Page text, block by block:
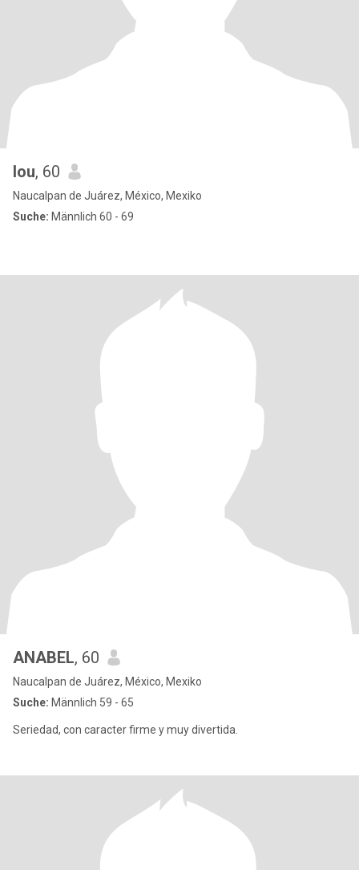
lou, 60
Naucalpan de Juárez, México, Mexiko
Suche: Männlich 60 - 69
ANABEL, 60
Naucalpan de Juárez, México, Mexiko
Suche: Männlich 59 - 65
Seriedad, con caracter firme y muy divertida.